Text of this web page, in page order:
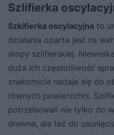
Szlifierka
Szkifierka oscylacyjna to
działania oparta jest na
stopy szlifierskiej.
duża ich częstotliwość
znakomicie nadaje się do
równych powierzchni.
potrzebowali nie tylko do
drewna, ale też do